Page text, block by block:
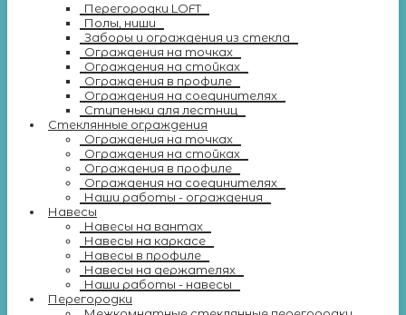
Перегородки LOFT
Полы, ниши
Заборы и ограждения из стекла
Ограждения на точках
Ограждения на стойках
Ограждения в профиле
Ограждения на соединителях
Ступеньки для лестниц
Стеклянные ограждения
Ограждения на точках
Ограждения на стойках
Ограждения в профиле
Ограждения на соединителях
Наши работы - ограждения
Навесы
Навесы на вантах
Навесы на каркасе
Навесы в профиле
Навесы на держателях
Наши работы - навесы
Перегородки